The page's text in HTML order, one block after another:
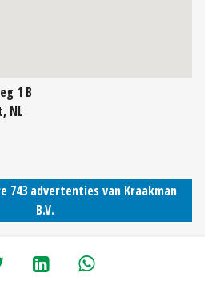
1 B
NL
743 advertenties van Kraakman
B.V.